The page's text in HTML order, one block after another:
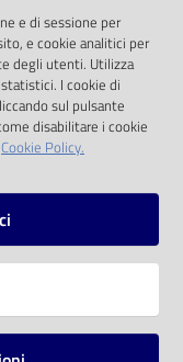
2006
e di sessione per
e cookie analitici per
degli utenti. Utilizza
I cookie di
sul pulsante
disabilitare i cookie
Cookie Policy.